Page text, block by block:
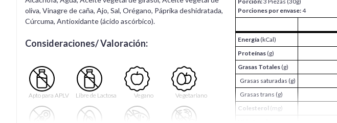
oliva, Vinagre de caña, Ajo, Sal, Orégano, Páprika deshidratada,
Cúrcuma, Antioxidante (ácido ascórbico).
Consideraciones/ Valoración:
Apto para APLV Libre de Lactosa Vegano Vegetariano
Porciones por envase:4
Energía(kCal)
Proteínas(g)
Grasas Totales(g)
Grasas saturadas (g)
Grasas trans (g)
Colesterol (mg)